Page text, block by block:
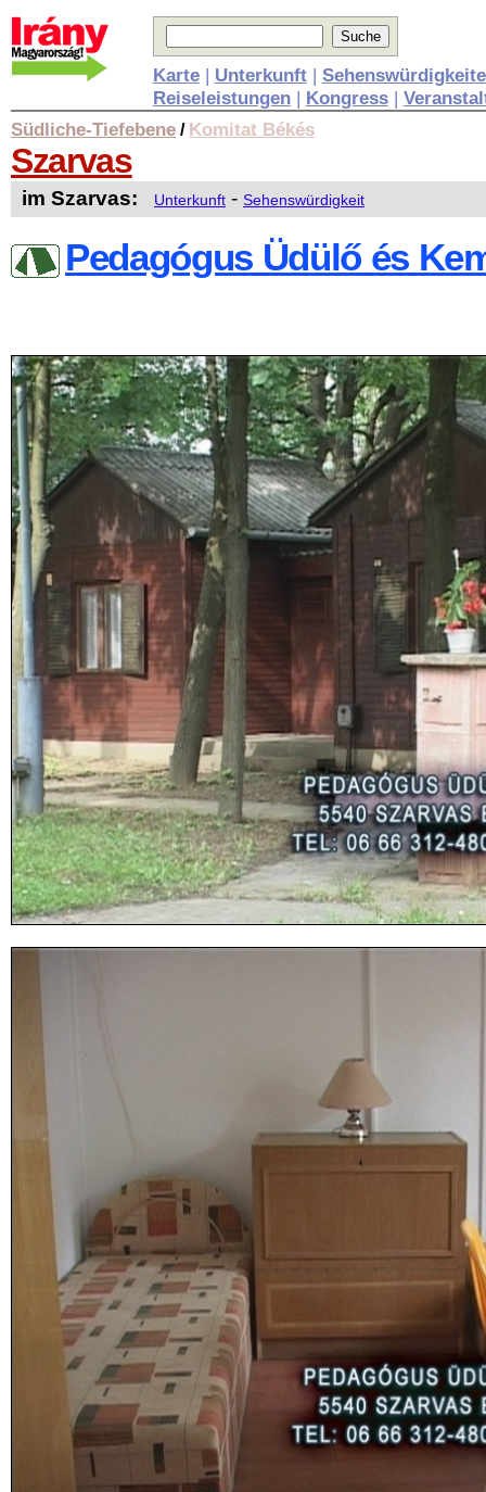
Karte| Unterkunft|
Reiseleistungen| Kongress|
Südliche-Tiefebene / Komitat Békés
Szarvas
im Szarvas: Unterkunft - Sehenswürdigkeit
Pedagógus Üdülő és